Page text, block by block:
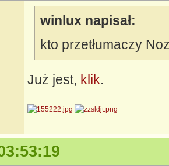
winlux napisał:
kto przetłumaczy
Już jest, klik.